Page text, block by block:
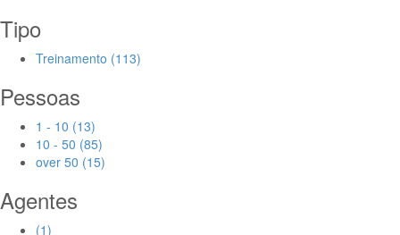
Tipo
Treinamento (113)
Pessoas
1 - 10 (13)
10 - 50 (85)
over 50 (15)
Agentes
(1)